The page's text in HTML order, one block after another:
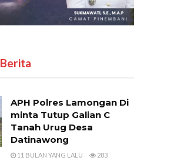
‎ Berita
APH Polres Lamongan Di
minta Tutup Galian C
Tanah Urug Desa
Datinawong
11 BULAN YANG LALU 283